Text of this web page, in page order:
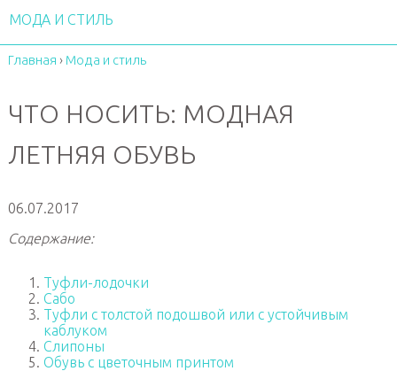
МОДА И СТИЛЬ
Главная › Мода и стиль
ЧТО НОСИТЬ: МОДНАЯ
ЛЕТНЯЯ ОБУВЬ
06.07.2017
Содержание:
Туфли-лодочки
Сабо
Туфли с толстой подошвой или с устойчивым
каблуком
Слипоны
Обувь с цветочным принтом